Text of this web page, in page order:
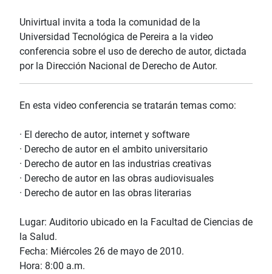
Univirtual invita a toda la comunidad de la
Universidad Tecnológica de Pereira a la video
conferencia sobre el uso de derecho de autor, dictada
por la Dirección Nacional de Derecho de Autor.
En esta video conferencia se tratarán temas como:
· El derecho de autor, internet y software
· Derecho de autor en el ambito universitario
· Derecho de autor en las industrias creativas
· Derecho de autor en las obras audiovisuales
· Derecho de autor en las obras literarias
Lugar: Auditorio ubicado en la Facultad de Ciencias de
la Salud.
Fecha: Miércoles 26 de mayo de 2010.
Hora: 8:00 a.m.